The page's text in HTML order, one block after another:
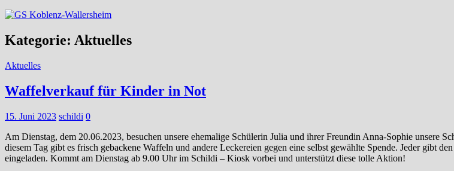
Kategorie: Aktuelles
Aktuelles
Waffelverkauf für Kinder in Not
15. Juni 2023 schildi 0
Am Dienstag, dem 20.06.2023, besuchen unsere ehemalige Schülerin Julia und ihrer Freundin Anna-Sophie
diesem Tag gibt es frisch gebackene Waffeln und andere Leckereien gegen eine selbst gewählte Spende. Jeder gibt
eingeladen. Kommt am Dienstag ab 9.00 Uhr im Schildi – Kiosk vorbei und unterstützt diese tolle Aktion!